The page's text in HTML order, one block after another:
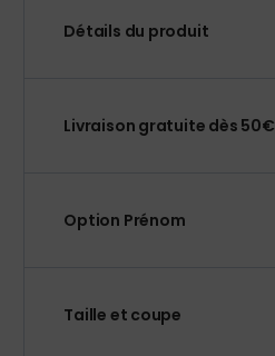
Détails du produit
Livraison gratuite dès 50€
Option Prénom
Taille et coupe